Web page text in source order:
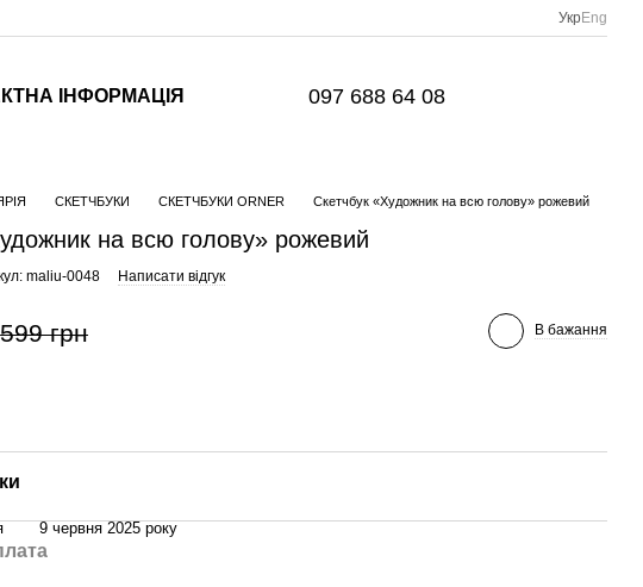
УкрEng
ІНФОРМАЦІЯ 097 688 64 08
СКЕТЧБУКИ СКЕТЧБУКИ ORNER Скетчбук «Художник на всю голову» рожевий
на всю голову» рожевий
maliu-0048 Написати відгук
599 грн В бажання
9 червня 2025 року